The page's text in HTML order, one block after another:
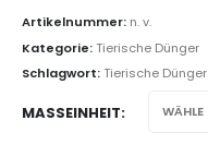
Artikelnummer: n. v.
Kategorie:Tierische Dünger
Schlagwort:Tierische Dünger
MASSEINHEIT